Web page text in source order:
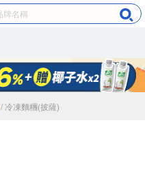
/ 冷凍麵糰(披薩)